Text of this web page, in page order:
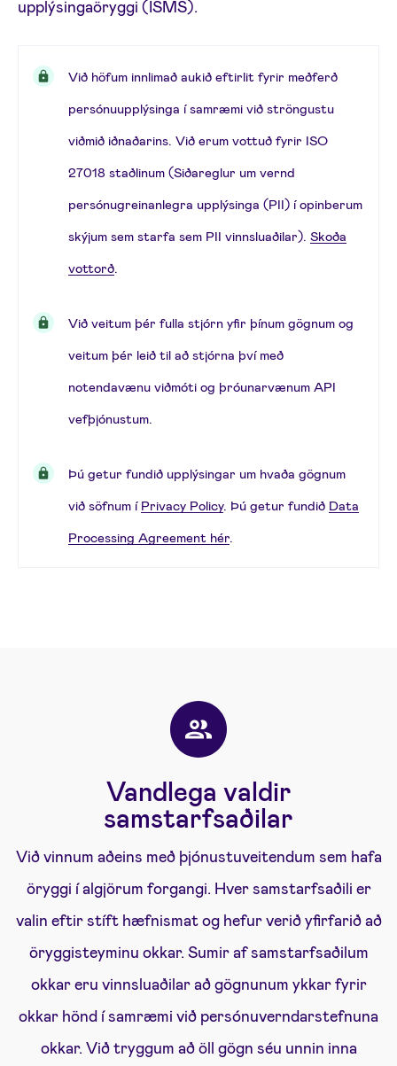
upplýsingaöryggi (ISMS).
Við höfum innlimað aukið eftirlit fyrir meðferð
persónuupplýsinga í samræmi við ströngustu
viðmið iðnaðarins. Við erum vottuð fyrir ISO
27018 staðlinum (Siðareglur um vernd
persónugreinanlegra upplýsinga (PII) í opinberum
skýjum sem starfa sem PII vinnsluaðilar). Skoða
vottorð.
Við veitum þér fulla stjórn yfir þínum gögnum og
veitum þér leið til að stjórna því með
notendavænu viðmóti og þróunarvænum API
vefþjónustum.
Þú getur fundið upplýsingar um hvaða gögnum
við söfnum í Privacy Policy. Þú getur fundið Data
Processing Agreement hér.
Vandlega valdir
samstarfsaðilar
Við vinnum aðeins með þjónustuveitendum sem hafa
öryggi í algjörum forgangi. Hver samstarfsaðili er
valin eftir stíft hæfnismat og hefur verið yfirfarið að
öryggisteyminu okkar. Sumir af samstarfsaðilum
okkar eru vinnsluaðilar að gögnunum ykkar fyrir
okkar hönd í samræmi við persónuverndarstefnuna
okkar. Við tryggum að öll gögn séu unnin inna